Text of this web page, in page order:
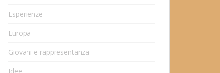
Esperienze
Europa
Giovani e rappresentanza
Idee